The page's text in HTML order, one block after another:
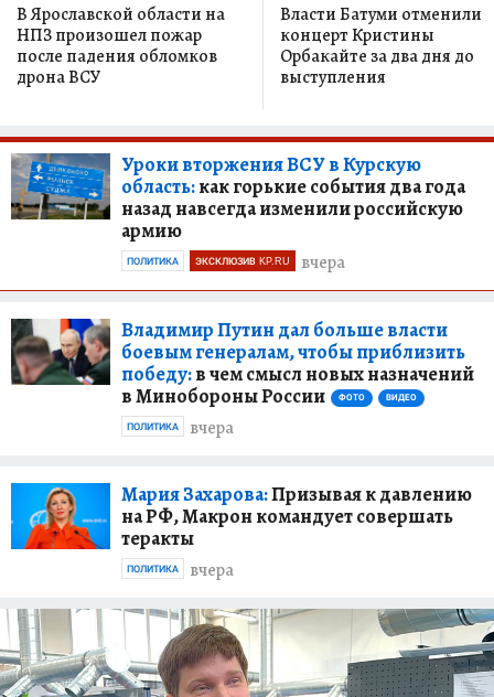
Уроки вторжения ВСУ в Курскую
область:как горькие события два года
назад навсегда изменили российскую
армию
вчера
ПОЛИТИКА ЭКСКЛЮЗИВ KP.RU
Владимир Путин дал больше власти
боевым генералам, чтобы приблизить
победу:в чем смысл новых назначений
в Минобороны России
ФОТО ВИДЕО
вчера
ПОЛИТИКА
Мария Захарова:Призывая к давлению
на РФ, Макрон командует совершать
теракты
вчера
ПОЛИТИКА
В Ярославской области на
НПЗ произошел пожар
после падения обломков
дрона ВСУ
Власти Батуми отменили
концерт Кристины
Орбакайте за два дня до
выступления